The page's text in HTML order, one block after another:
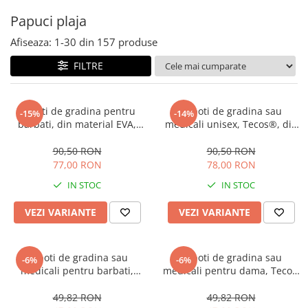
Papuci plaja
Afiseaza: 1-30 din 157 produse
FILTRE
-15%
Saboti de gradina pentru
barbati, din material EVA,
gauri pentru circulatia
aerului, foarte usori, 26
90,50 RON
77,00 RON
IN STOC
VEZI VARIANTE
-14%
Saboti de gradina sau
medicali unisex, Tecos®, din
marime 44, cu gauri pentru
circulatia aerului, foarte usori,
90,50 RON
78,00 RON
IN STOC
VEZI VARIANTE
-6%
Saboti de gradina sau
medicali pentru barbati,
marime 40, cu gauri pentru
49,82 RON
-6%
Saboti de gradina sau
medicali pentru dama, Tecos,
marime 36, cu gauri pentru
49,82 RON